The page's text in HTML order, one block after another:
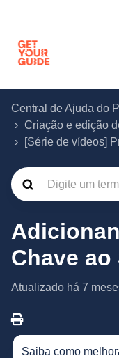
Central de Ajuda do
Criação e edição
[Série de vídeos]
Chave
Atualizado há 7
Saiba como